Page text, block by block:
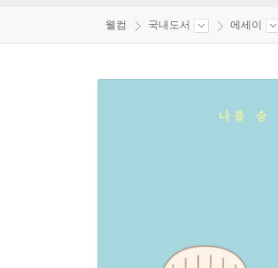
웰컴 국내도서 에세이